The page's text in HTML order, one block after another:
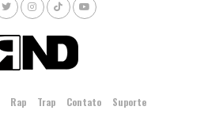
Rap Trap Contato Suporte